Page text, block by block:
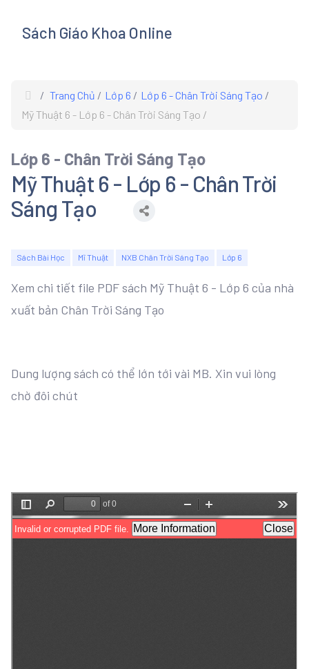
Sách Giáo Khoa Online
Trang Chủ Lớp 6
Lớp 6 - Chân Trời Sáng Tạo
Mỹ Thuật 6 - Lớp 6 - Chân Trời Sáng Tạo
Lớp 6 - Chân Trời Sáng Tạo
Mỹ Thuật 6 - Lớp 6 - Chân Trời
Sáng Tạo
Sách Bài Học Mĩ Thuật NXB Chân Trời Sáng Tạo Lớp 6
Xem chi tiết file PDF sách Mỹ Thuật 6 - Lớp 6 của nhà
xuất bản Chân Trời Sáng Tạo
Dung lượng sách có thể lớn tới vài MB. Xin vui lòng
chờ đôi chút